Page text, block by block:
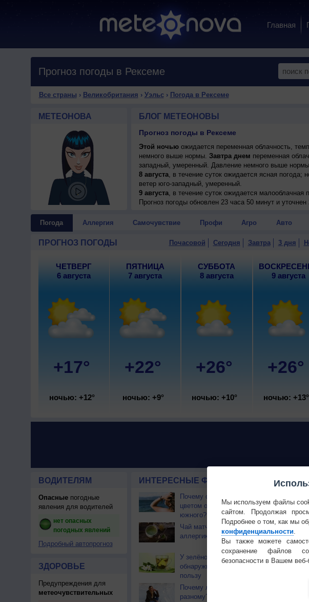
Главная
Прогноз погоды в Рексеме
Все страны › Великобритания › Уэльс› Погода в Рексеме
МЕТЕОНОВА БЛОГ МЕТЕОНОВЫ
Прогноз погоды в Рексеме
Этой ночьюожидается переменная облачность,
немного выше нормы. Завтра днем переменная
западный, умеренный. Давление немного выше
8 августа, в течение суток ожидается ясная погода;
ветер юго-западный, умеренный.
9 августа, в течение суток ожидается малооблачная
днем +25..27°, ветер западный, умеренный.
ветер северный, умеренный.
Прогноз погоды обновлен 23 часа 50 минут и
Погода Аллергия Самочувствие Профи Агро Авто
ПРОГНОЗ ПОГОДЫ Почасовой Сегодня Завтра 3 дня
ЧЕТВЕРГ
6 августа
+17°
ночью: +12°
ПЯТНИЦА
7 августа
+22°
ночью: +9°
СУББОТА
8 августа
+26°
ночью: +10°
9 августа
+26°
ночью: +13°
ВОДИТЕЛЯМ
Опасныепогодные
явления для водителей
нет опасных
погодных явлений
Подробный автопрогноз
ЗДОРОВЬЕ
Предупреждения для
метеочувствительных
ИНТЕРЕСНЫЕ ФАКТЫ О ЧЕЛОВЕКЕ И
Почему северный загар
цветом отличается от
южного?
Чай матча может помочь
аллергикам
У зелёного чая
обнаружили неожиданную
пользу
Почему люди мёрзнут по-
разному?
Мы используем файлы
сайтом. Продолжая
Подробнее о том, как мы
конфиденциальности
Вы также можете
сохранение файлов
безопасности в Вашем веб-